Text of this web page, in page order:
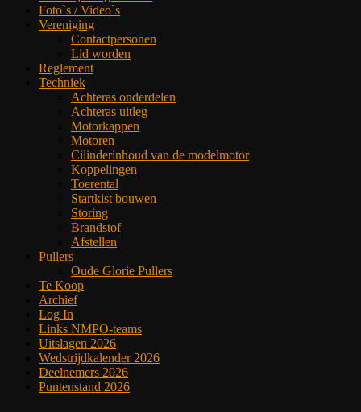
Foto`s / Video`s
Vereniging
Contactpersonen
Lid worden
Reglement
Techniek
Achteras onderdelen
Achteras uitleg
Motorkappen
Motoren
Cilinderinhoud van de modelmotor
Koppelingen
Toerental
Startkist bouwen
Storing
Brandstof
Afstellen
Pullers
Oude Glorie Pullers
Te Koop
Archief
Log In
Links NMPO-teams
Uitslagen 2026
Wedstrijdkalender 2026
Deelnemers 2026
Puntenstand 2026